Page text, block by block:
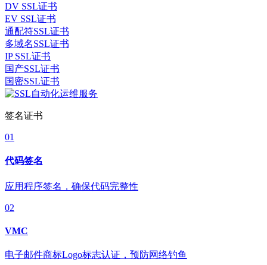
DV SSL证书
EV SSL证书
通配符SSL证书
多域名SSL证书
IP SSL证书
国产SSL证书
国密SSL证书
签名证书
01
代码签名
应用程序签名，确保代码完整性
02
VMC
电子邮件商标Logo标志认证，预防网络钓鱼